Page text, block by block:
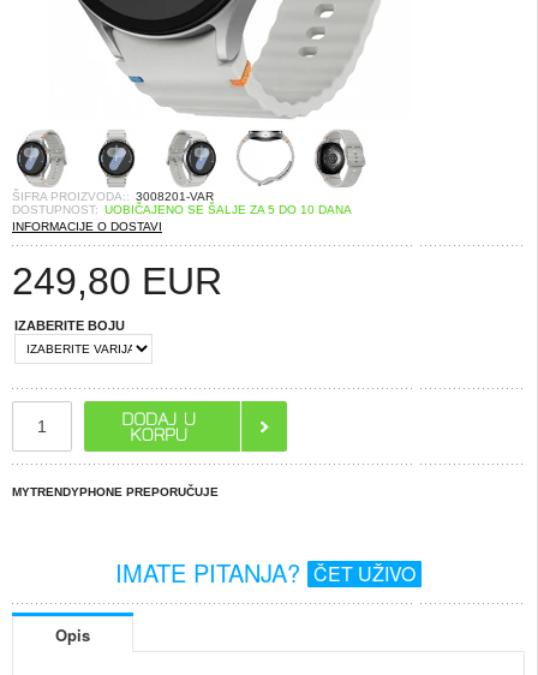
ŠIFRA PROIZVODA:: 3008201-VAR
DOSTUPNOST: UOBIČAJENO SE ŠALJE ZA 5 DO 10 DANA
INFORMACIJE O DOSTAVI
249,80 EUR
IZABERITE BOJU
MYTRENDYPHONE PREPORUČUJE
IMATE PITANJA? ČET UŽIVO
Opis